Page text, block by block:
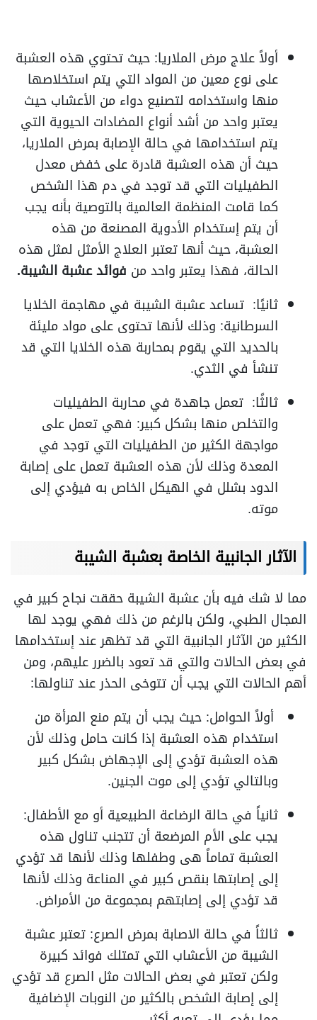
أولاً علاج مرض الملاريا: حيث تحتوي هذه العشبة
على نوع معين من المواد التي يتم استخلاصها
منها واستخدامه لتصنيع دواء من الأعشاب حيث
يعتبر واحد من أشد أنواع المضادات الحيوية التي
يتم استخدامها في حالة الإصابة بمرض الملاريا،
حيث أن هذه العشبة قادرة على خفض معدل
الطفيليات التي قد توجد في دم هذا الشخص
كما قامت المنظمة العالمية بالتوصية بأنه يجب
أن يتم إستخدام الأدوية المصنعة من هذه
العشبة، حيث أنها تعتبر العلاج الأمثل لمثل هذه
الحالة، فهذا يعتبر واحد من فوائد عشبة الشيبة.
ثانيًا: تساعد عشبة الشيبة في مهاجمة الخلايا
السرطانية: وذلك لأنها تحتوى على مواد مليئة
بالحديد التي يقوم بمحاربة هذه الخلايا التي قد
تنشأ في الثدي.
ثالثًا: تعمل جاهدة في محاربة الطفيليات
والتخلص منها بشكل كبير: فهي تعمل على
مواجهة الكثير من الطفيليات التي توجد في
المعدة وذلك لأن هذه العشبة تعمل على إصابة
الدود بشلل في الهيكل الخاص به فيؤدي إلى
موته.
الآثار الجانبية الخاصة بعشبة الشيبة
مما لا شك فيه بأن عشبة الشيبة حققت نجاح كبير في
المجال الطبي، ولكن بالرغم من ذلك فهي يوجد لها
الكثير من الآثار الجانبية التي قد تظهر عند إستخدامها
في بعض الحالات والتي قد تعود بالضرر عليهم، ومن
أهم الحالات التي يجب أن تتوخى الحذر عند تناولها:
أولاً الحوامل: حيث يجب أن يتم منع المرأة من
استخدام هذه العشبة إذا كانت حامل وذلك لأن
هذه العشبة تؤدي إلى الإجهاض بشكل كبير
وبالتالي تؤدي إلى موت الجنين.
ثانياً في حالة الرضاعة الطبيعية أو مع الأطفال:
يجب على الأم المرضعة أن تتجنب تناول هذه
العشبة تماماً هى وطفلها وذلك لأنها قد تؤدي
إلى إصابتها بنقص كبير في المناعة وذلك لأنها
قد تؤدي إلى إصابتهم بمجموعة من الأمراض.
ثالثاً في حالة الاصابة بمرض الصرع: تعتبر عشبة
الشيبة من الأعشاب التي تمتلك فوائد كبيرة
ولكن تعتبر في بعض الحالات مثل الصرع قد تؤدي
إلى إصابة الشخص بالكثير من النوبات الإضافية